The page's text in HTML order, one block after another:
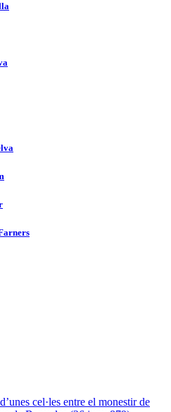
cel·les entre el monestir de